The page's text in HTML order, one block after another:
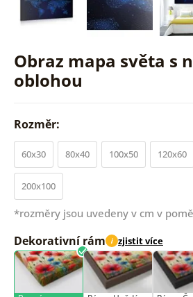
Obraz mapa světa s
oblohou
Rozměr:
60x30 80x40 100x50 120x60
200x100
*rozměry jsou uvedeny v cm v
Dekorativní rám i zjistit více